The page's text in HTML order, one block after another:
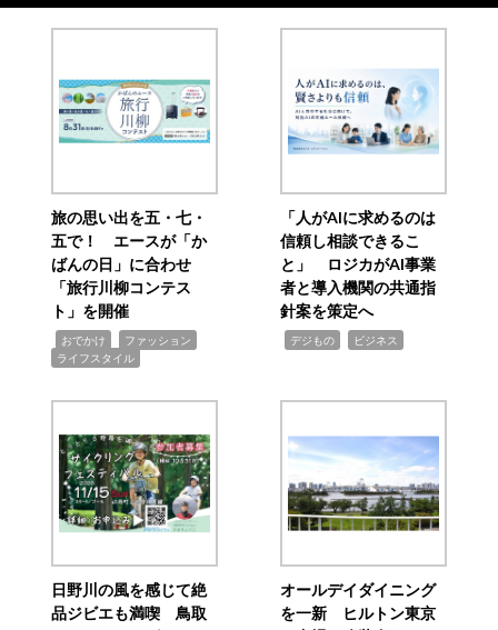
旅の思い出を五・七・
五で！ エースが「か
ばんの日」に合わせ
「旅行川柳コンテス
ト」を開催
おでかけ ファッション
ライフスタイル
「人がAIに求めるのは
信頼し相談できるこ
と」 ロジカがAI事業
者と導入機関の共通指
針案を策定へ
デジもの ビジネス
日野川の風を感じて絶
品ジビエも満喫 鳥取
オールデイダイニング
を一新 ヒルトン東京